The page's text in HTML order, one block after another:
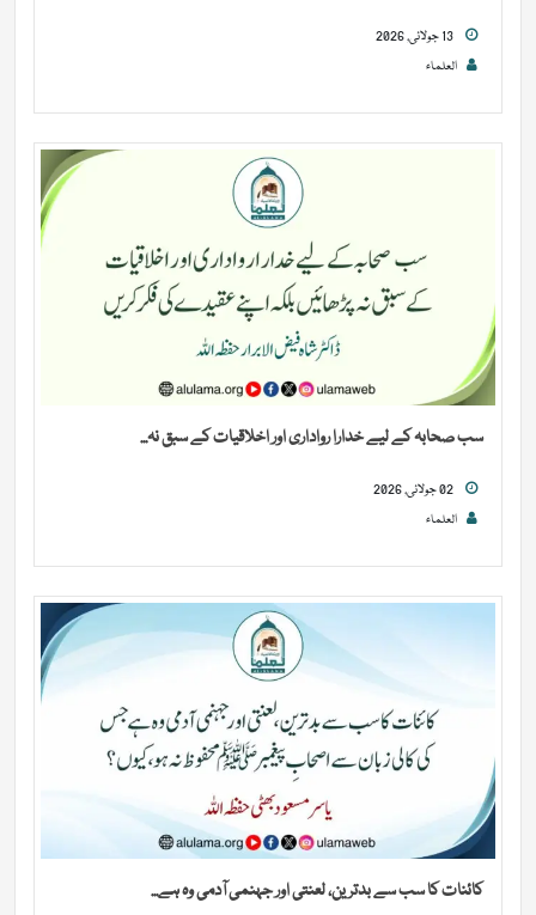
العلماء
سب صحابہ کے لیے خدارا رواداری اور اخلاقیات کے سبق نہ...
العلماء
کائنات کا سب سے بدترین، لعنتی اور جہنمی آدمی وہ ہے...